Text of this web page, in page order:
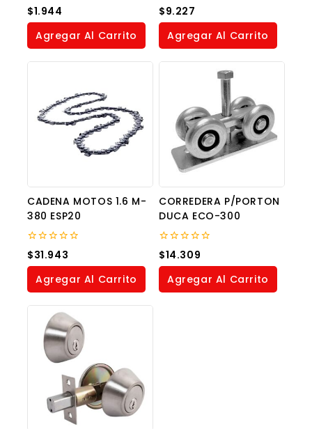
0
out
of
$1.944
Agregar Al Carrito
0
out
of
$9.227
Agregar Al Carrito
CADENA MOTOS 1.6 M-
380 ESP20
0
out
of
$31.943
Agregar Al Carrito
CORREDERA P/PORTON
DUCA ECO-300
0
out
of
$14.309
Agregar Al Carrito